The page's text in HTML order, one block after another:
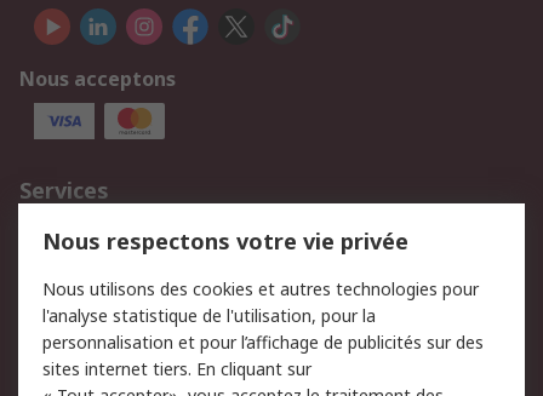
Nous acceptons
Services
750.000 produits
2.500 marques
Retours
Support technique
Track & trace
Nous respectons votre vie privée
Nous utilisons des cookies et autres technologies pour
l'analyse statistique de l'utilisation, pour la
personnalisation et pour l’affichage de publicités sur des
sites internet tiers. En cliquant sur